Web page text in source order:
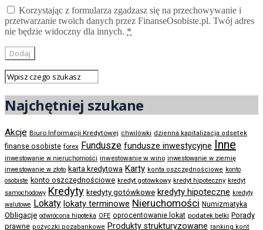
Korzystając z formularza zgadzasz się na przechowywanie i
przetwarzanie twoich danych przez FinanseOsobiste.pl. Twój adres
nie będzie widoczny dla innych. *
Najchętniej szukane
Akcje Biuro Informacji Kredytowej chwilówki dzienna kapitalizacja odsetek
finanse osobiste forex Fundusze fundusze inwestycyjne Inne
inwestowanie w nieruchomości inwestowanie w wino inwestowanie w ziemię
inwestowanie w złoto karta kredytowa Karty konta oszczędnościowe konto
osobiste konto oszczędnościowe kredyt gotówkowy kredyt hipoteczny kredyt
samochodowy Kredyty kredyty gotówkowe kredyty hipoteczne kredyty
walutowe Lokaty lokaty terminowe Nieruchomości Numizmatyka
Obligacje odwrócona hipoteka OFE oprocentowanie lokat podatek belki Porady
prawne pożyczki pozabankowe Produkty strukturyzowane ranking kont